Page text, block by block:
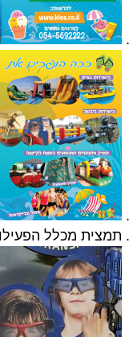
תמצית מכלל